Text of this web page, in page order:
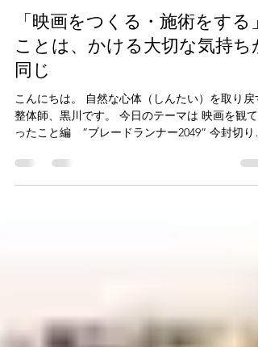
2017年11月1日
読了時間: 4分
「映画をつくる・施術をする」
ことは、かける大切な気持ち
同じ
こんにちは。 自然な心体（しんたい）を取り戻す
ったこと編 ”ブレードランナー2049” 今封切りの
「ブレードランナー2049」には、 素晴らしい映像